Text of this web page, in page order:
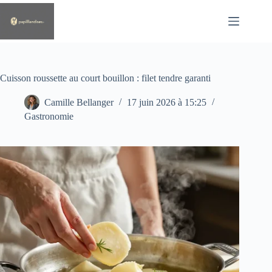
Passer
contenu
Cuisson roussette au court bouillon : filet tendre garanti
Camille Bellanger
17 juin 2026 à 15:25
Gastronomie